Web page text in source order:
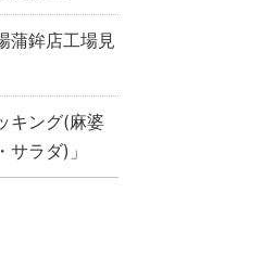
鉾店工場見
キング(麻婆
ラダ)」